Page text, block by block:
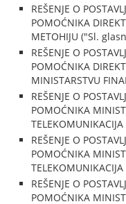
REŠENJE O
POMOĆNIKA
METOHIJU ("Sl.
REŠENJE O
POMOĆNIKA
MINISTARSTVU
REŠENJE O
POMOĆNIKA
REŠENJE O
POMOĆNIKA
REŠENJE O
POMOĆNIKA